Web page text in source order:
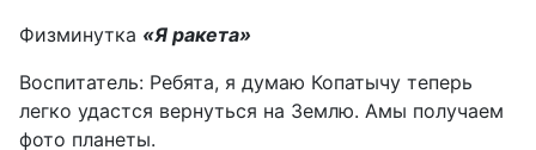
Физминутка «Я ракета»
Воспитатель: Ребята, я думаю Копатычу теперь
легко удастся вернуться на Землю. Амы получаем
фото планеты.